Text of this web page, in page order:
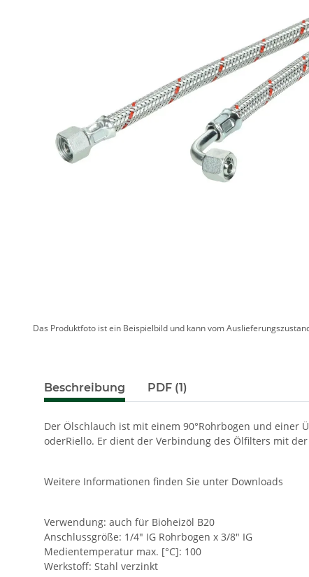
Das Produktfoto ist ein Beispielbild und kann vom
Beschreibung PDF (1)
Der Ölschlauch ist mit einem 90°Rohrbogen und einer
oderRiello. Er dient der Verbindung des Ölfilters mit
Weitere Informationen finden Sie unter Downloads
Verwendung: auch für Bioheizöl B20
Anschlussgröße: 1/4" IG Rohrbogen x 3/8" IG
Medientemperatur max. [°C]: 100
Werkstoff: Stahl verzinkt